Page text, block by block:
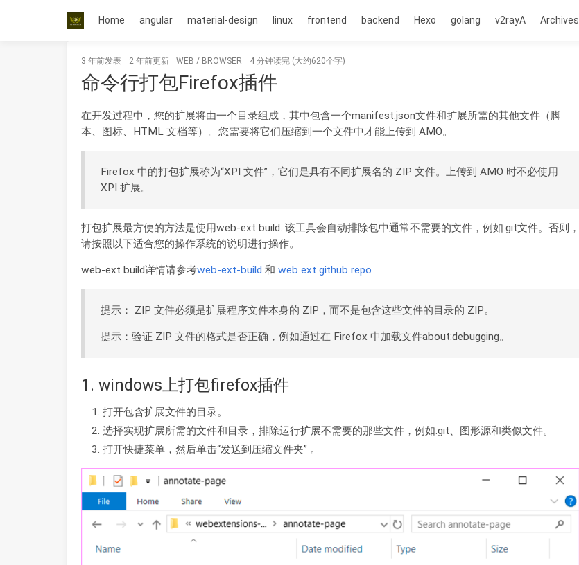
Home angular material-design linux frontend backend Hexo golang v2rayA Archives
3 年前发表 2 年前更新 WEB / BROWSER 4 分钟读完 (大约620个字)
命令行打包Firefox插件
在开发过程中，您的扩展将由一个目录组成，其中包含一个manifest.json文件和扩展所需的其他文件（脚
本、图标、HTML 文档等）。您需要将它们压缩到一个文件中才能上传到 AMO。
Firefox 中的打包扩展称为“XPI 文件”，它们是具有不同扩展名的 ZIP 文件。上传到 AMO 时不必使用
XPI 扩展。
打包扩展最方便的方法是使用web-ext build. 该工具会自动排除包中通常不需要的文件，例如.git文件。否则，
请按照以下适合您的操作系统的说明进行操作。
web-ext build详情请参考web-ext-build 和 web ext github repo
提示： ZIP 文件必须是扩展程序文件本身的 ZIP，而不是包含这些文件的目录的 ZIP。
提示：验证 ZIP 文件的格式是否正确，例如通过在 Firefox 中加载文件about:debugging。
1. windows上打包firefox插件
打开包含扩展文件的目录。
选择实现扩展所需的文件和目录，排除运行扩展不需要的那些文件，例如.git、图形源和类似文件。
打开快捷菜单，然后单击“发送到压缩文件夹” 。